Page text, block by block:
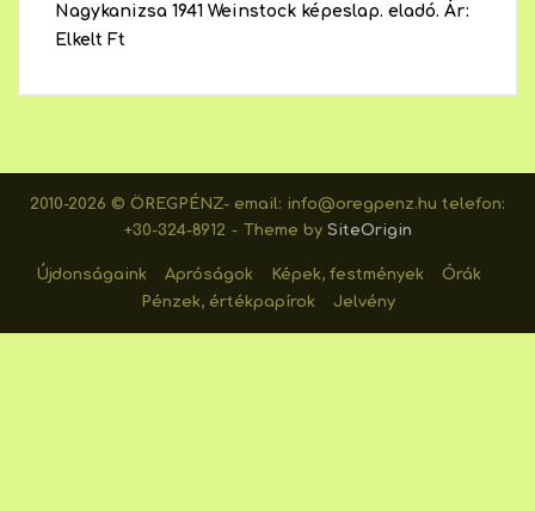
Nagykanizsa 1941 Weinstock képeslap. eladó. Ár:
Elkelt Ft
2010-2026 © ÖREGPÉNZ- email: info@oregpenz.hu telefon:
+30-324-8912
Theme by SiteOrigin
Újdonságaink Apróságok Képek, festmények
Órák
Pénzek, értékpapírok
Jelvény